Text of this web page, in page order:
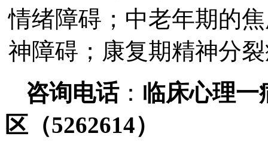
情绪障碍；中老年期的
神障碍；康复期精神分
咨询电话： 临床心理一
区（5262614）